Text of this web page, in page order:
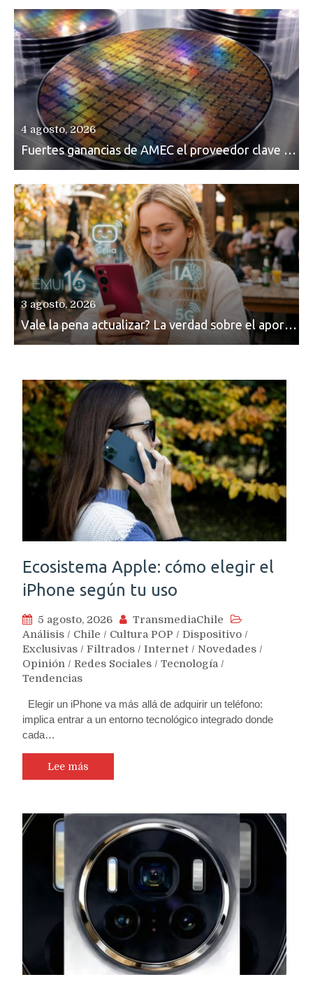
4 agosto, 2026
Fuertes ganancias de AMEC el proveedor clave para la fabricación de chips y memorias para CXMT, SMIC y Huawei
3 agosto, 2026
Vale la pena actualizar? La verdad sobre el aporte de HarmonyOS en el nuevo EMUI 16 de Huawei
Ecosistema Apple: cómo elegir el
iPhone según tu uso
5 agosto, 2026
TransmediaChile
Análisis / Chile / Cultura POP / Dispositivo /
Exclusivas / Filtrados / Internet / Novedades /
Opinión / Redes Sociales / Tecnología /
Tendencias
Elegir un iPhone va más allá de adquirir un teléfono:
implica entrar a un entorno tecnológico integrado donde
cada…
Lee más